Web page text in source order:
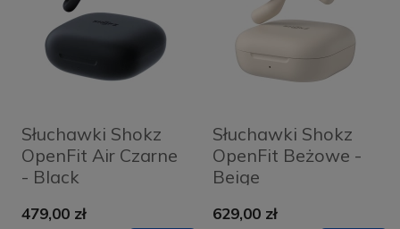
Słuchawki Shokz
OpenFit Air Czarne
- Black
479,00 zł
Słuchawki Shokz
OpenFit Beżowe -
Beige
629,00 zł